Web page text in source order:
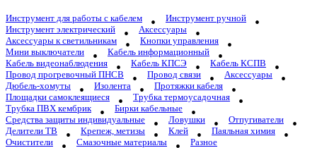
Инструмент для работы с кабелем
Инструмент ручной
Инструмент электрический
Аксессуары
Аксессуары к светильникам
Кнопки управления
Мини выключатели
Кабель информационный
Кабель видеонаблюдения
Кабель КПСЭ
Кабель КСПВ
Провод прогревочный ПНСВ
Провод связи
Аксессуары
Дюбель-хомуты
Изолента
Протяжки кабеля
Площадки самоклеящиеся
Трубка термоусадочная
Трубка ПВХ кембрик
Бирки кабельные
Средства защиты индивидуальные
Ловушки
Отпугиватели
Делители ТВ
Крепеж, метизы Клей
Паяльная химия
Очистители
Смазочные материалы Разное